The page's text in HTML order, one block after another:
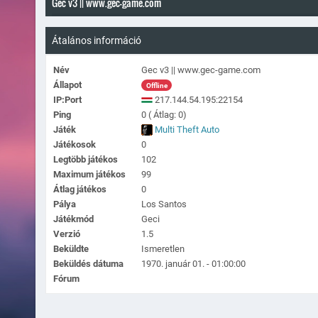
Átalános információ
Név
Gec v3 || www.gec-game.com
Állapot
Offline
IP:Port
217.144.54.195:22154
Ping
0 ( Átlag: 0)
Játék
Multi Theft Auto
Játékosok
0
Legtöbb játékos
102
Maximum játékos
99
Átlag játékos
0
Pálya
Los Santos
Játékmód
Geci
Verzió
1.5
Beküldte
Ismeretlen
Beküldés dátuma
1970. január 01. - 01:00:00
Fórum